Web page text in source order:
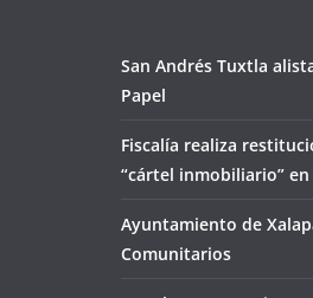
San Andrés Tuxtla
Papel
Fiscalía realiza
“cártel inmobiliario” en
Ayuntamiento de
Comunitarios